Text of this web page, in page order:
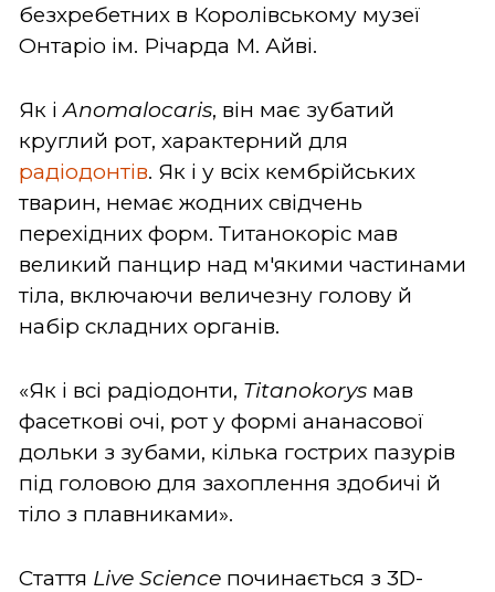
безхребетних в Королівському музеї
Онтаріо ім. Річарда М. Айві.
Як іAnomalocaris, він має зубатий
круглий рот, характерний для
радіодонтів. Як і у всіх кембрійських
тварин, немає жодних свідчень
перехідних форм. Титанокоріс мав
великий панцир над м'якими частинами
тіла, включаючи величезну голову й
набір складних органів.
«Як і всі радіодонти, Titanokorys мав
фасеткові очі, рот у формі ананасової
дольки з зубами, кілька гострих пазурів
під головою для захоплення здобичі й
тіло з плавниками».
Стаття Live Science починається з 3D-